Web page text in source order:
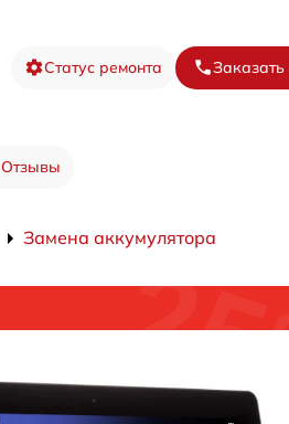
Статус ремонта Заказать
Отзывы
Замена аккумулятора